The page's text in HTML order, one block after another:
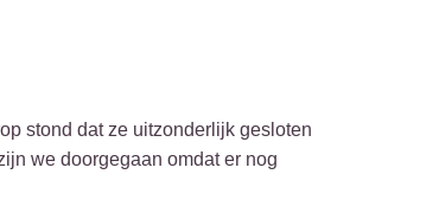
stond dat ze uitzonderlijk gesloten
we doorgegaan omdat er nog